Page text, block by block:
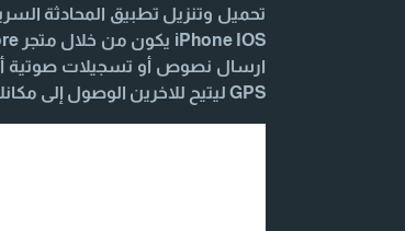
ارسال نصوص أو تسجيلات صوتية
GPS ليتيح للاخرين الوصول إلى مكانك، وفي حال احتجت أي مساعدة اليك